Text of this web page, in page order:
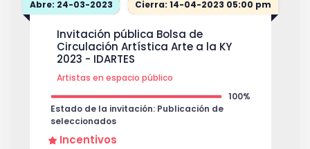
un (1) reconocimiento de UN MILLÓN
6. Presentador(a) Audiciones Estilos
Libres y Gala Hip Hop: un (1)
reconocimiento de QUINIENTOS
SESENTA PESOS M/CTE. ($542.660) Para
un total de CUATRO MILLONES
DOSCIENTOS CUARENTA Y CINCO MIL
TRESCIENTOS VEINTE PESOS M/CTE ($ 4
´245.320) Al valor total del
reconocimiento económico se
Abre: 24-03-2023 Cierra: 14-04-2023 05:00 pm
Invitación pública Bolsa de
Circulación Artística Arte a la KY
2023 - IDARTES
Artistas en espacio público
100%
Estado de la invitación: Publicación de
seleccionados
Incentivos